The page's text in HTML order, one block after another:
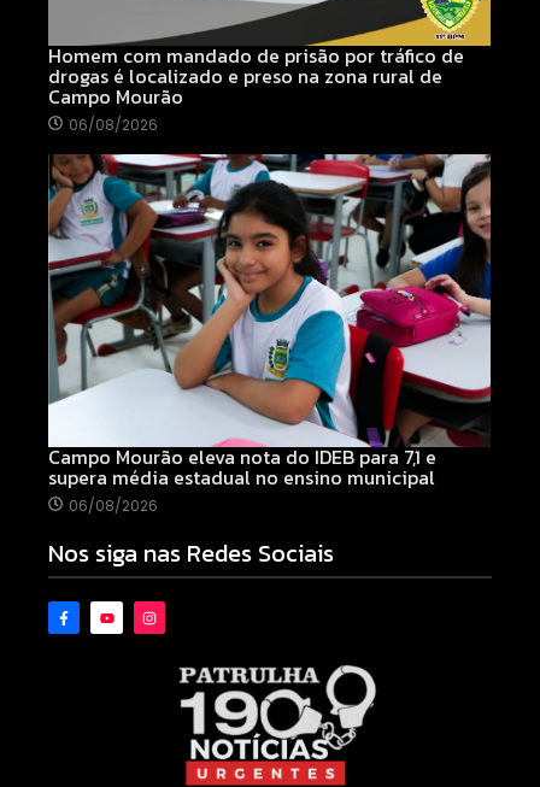
Homem com mandado de prisão por tráfico de
drogas é localizado e preso na zona rural de
Campo Mourão
06/08/2026
Campo Mourão eleva nota do IDEB para 7,1 e
supera média estadual no ensino municipal
06/08/2026
Nos siga nas Redes Sociais